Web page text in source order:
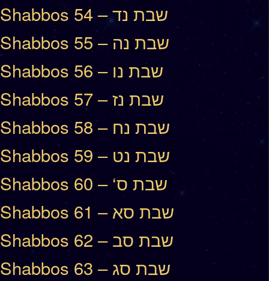
Shabbos 54 – שבת נד
Shabbos 55 – שבת נה
Shabbos 56 – שבת נו
Shabbos 57 – שבת נז
Shabbos 58 – שבת נח
Shabbos 59 – שבת נט
Shabbos 60 – ‘שבת ס
Shabbos 61 – שבת סא
Shabbos 62 – שבת סב
Shabbos 63 – שבת סג